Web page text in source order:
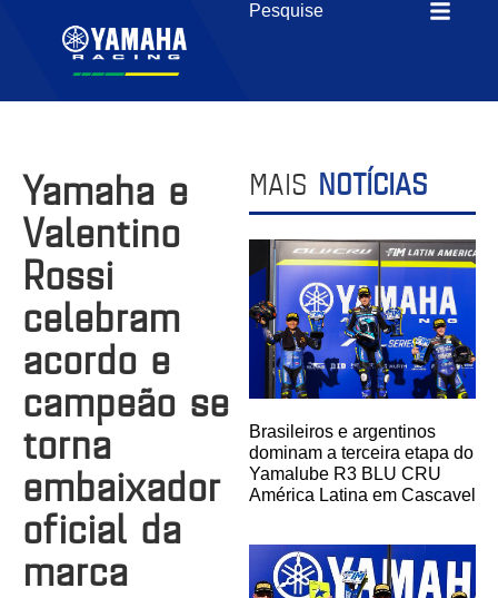
Yamaha e
Valentino
Rossi
celebram
acordo e
campeão se
torna
embaixador
oficial da
marca
MAIS NOTÍCIAS
Brasileiros e argentinos
dominam a terceira etapa do
Yamalube R3 BLU CRU
América Latina em Cascavel